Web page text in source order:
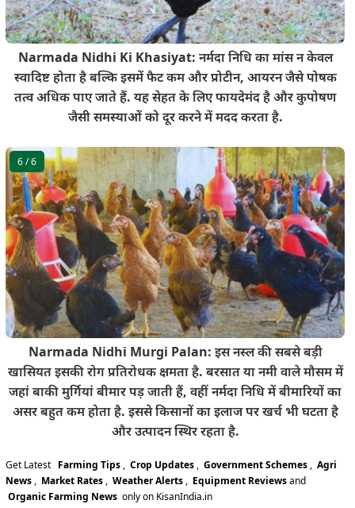
Narmada Nidhi Ki Khasiyat: नर्मदा निधि का मांस न केवल
स्वादिष्ट होता है बल्कि इसमें फैट कम और प्रोटीन, आयरन जैसे पोषक
तत्व अधिक पाए जाते हैं. यह सेहत के लिए फायदेमंद है और कुपोषण
जैसी समस्याओं को दूर करने में मदद करता है.
6/ 6
Narmada Nidhi Murgi Palan: इस नस्ल की सबसे बड़ी
खासियत इसकी रोग प्रतिरोधक क्षमता है. बरसात या नमी वाले मौसम में
जहां बाकी मुर्गियां बीमार पड़ जाती हैं, वहीं नर्मदा निधि में बीमारियों का
असर बहुत कम होता है. इससे किसानों का इलाज पर खर्च भी घटता है
और उत्पादन स्थिर रहता है.
Get Latest Farming Tips , Crop Updates , Government Schemes , Agri
News , Market Rates , Weather Alerts , Equipment Reviewsand
Organic Farming News only on KisanIndia.in